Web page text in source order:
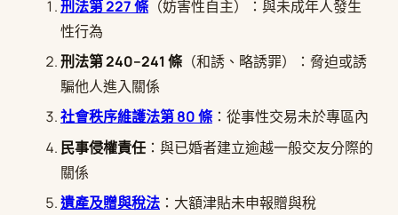
刑法第 227 條 （妨害性自主）：與未成年人發生
性行為
刑法第 240–241 條 （和誘、略誘罪）：脅迫或誘
騙他人進入關係
社會秩序維護法第 80 條 ：從事性交易未於專區內
民事侵權責任 ：與已婚者建立逾越一般交友分際的
關係
遺產及贈與稅法 ：大額津貼未申報贈與稅